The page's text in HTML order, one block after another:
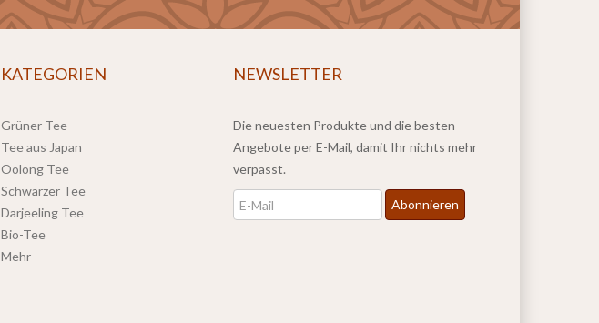
KATEGORIEN
Grüner Tee
Tee aus Japan
Oolong Tee
Schwarzer Tee
Darjeeling Tee
Bio-Tee
Mehr
NEWSLETTER
Die neuesten Produkte und die besten
Angebote per E-Mail, damit Ihr nichts mehr
verpasst.
Newsletter
Abonnieren